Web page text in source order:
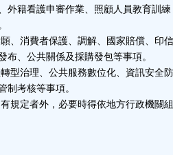
籍看護申審作業、照顧人員教育訓練
、消費者保護、調解、國家賠償、印
、公共關係及採購發包等事項。
型治理、公共服務數位化、資訊安全
考核等事項。
規定者外，必要時得依地方行政機關